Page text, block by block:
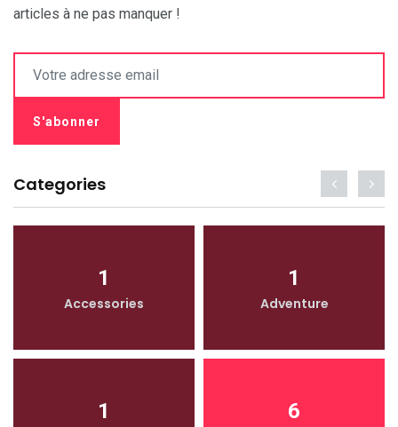
articles à ne pas manquer !
Categories
1
Accessories
1
Adventure
1 6